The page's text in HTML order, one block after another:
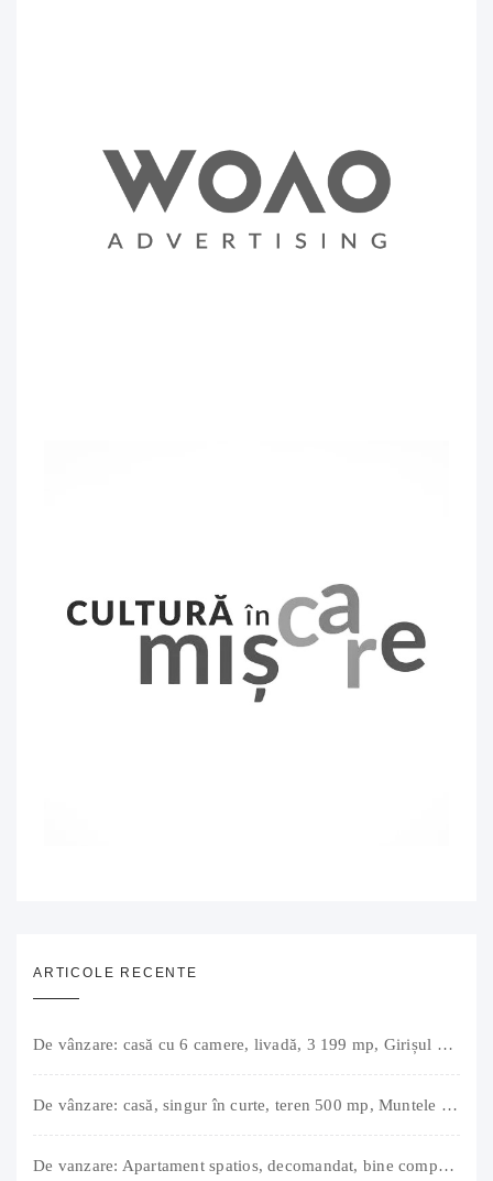
ARTICOLE RECENTE
De vânzare: casă cu 6 camere, livadă, 3 199 mp, Girișul Negru, Bihor, 42 000 Euro. Comision 0.
De vânzare: casă, singur în curte, teren 500 mp, Muntele Găina, Oradea. 157.000 € (negociabil). Comision 0.
De vanzare: Apartament spatios, decomandat, bine compartimentat, 3 camere, 2 bai, bucatarie, suprafață utilă de 64 mp + 3 balcoane (11 mp), strada Barierei, zona Dragos Voda Oradea. 89 500 E (neg). Comision 0